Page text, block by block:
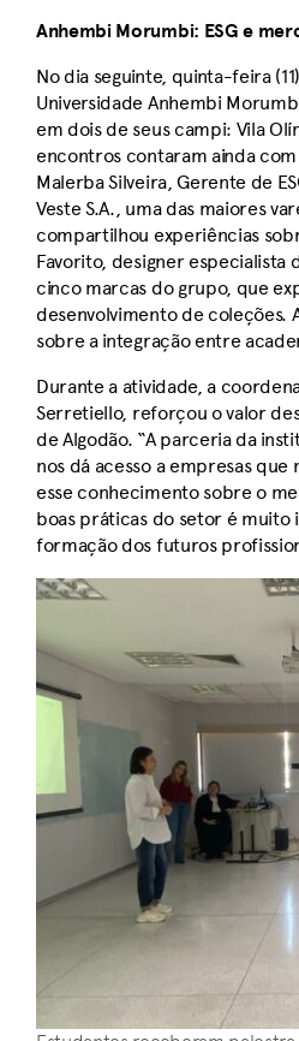
Anhembi Morumbi: ESG e
No dia seguinte, quinta-feira
Universidade Anhembi
em dois de seus campi: Vila
encontros contaram ainda
Malerba Silveira, Gerente de
Veste S.A., uma das maiores
compartilhou experiências
Favorito, designer especialista
cinco marcas do grupo, que
desenvolvimento de coleções.
sobre a integração entre
Durante a atividade, a
Serretiello, reforçou o valor
de Algodão. “A parceria da
nos dá acesso a empresas que
esse conhecimento sobre o
boas práticas do setor é muito
formação dos futuros